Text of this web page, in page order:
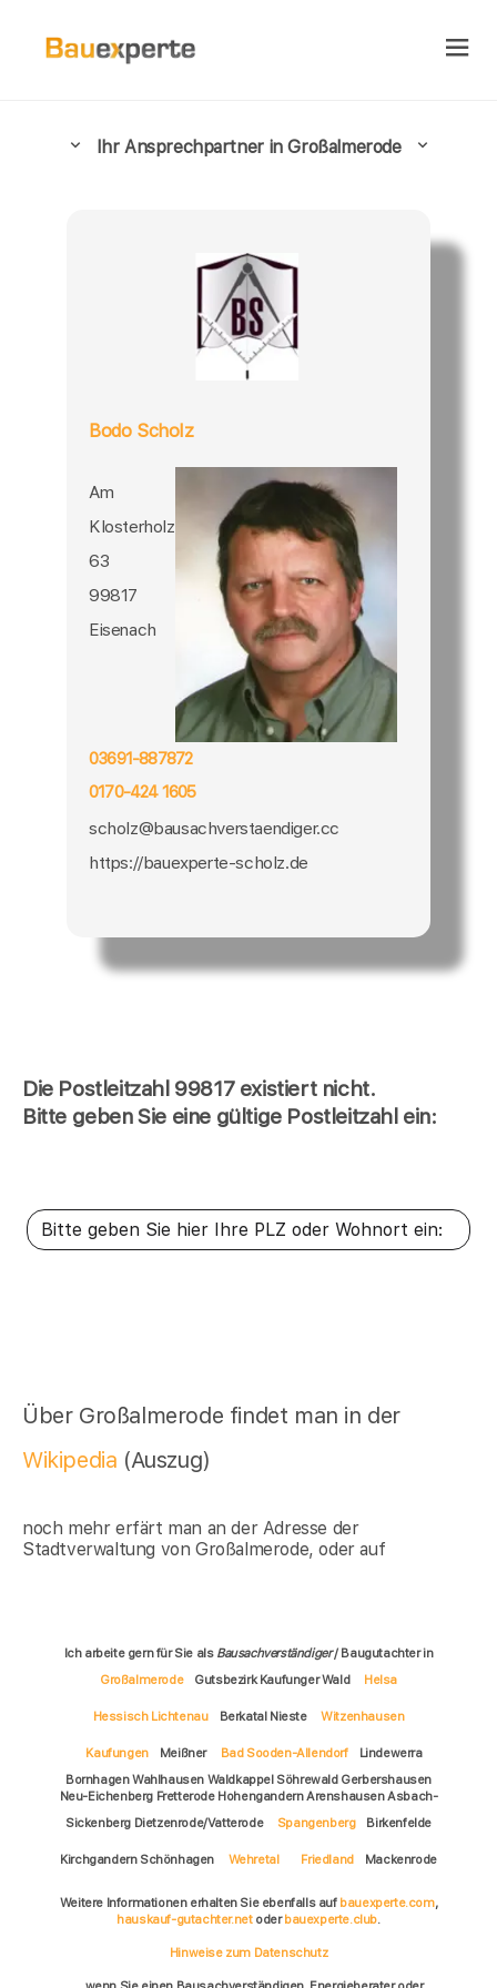
Die Postleitzahl 99817 existiert nicht.
Bitte geben Sie eine gültige Postleitzahl ein:
Über Großalmerode findet man in der
Wikipedia (Auszug)
noch mehr erfärt man an der Adresse der
Stadtverwaltung von Großalmerode, oder auf
Ihr Ansprechpartner in Großalmerode
Bodo Scholz
Am
Klosterholz
63
99817
Eisenach
03691-887872
0170-424 1605
scholz@bausachverstaendiger.cc
https://bauexperte-scholz.de
Ich arbeite gern für Sie als Bausachverständiger/ Baugutachter in
Großalmerode
Gutsbezirk Kaufunger Wald Helsa
Hessisch Lichtenau Berkatal Nieste Witzenhausen
Kaufungen Meißner Bad Sooden-Allendorf
Lindewerra
Bornhagen Wahlhausen Waldkappel Söhrewald Gerbershausen
Neu-Eichenberg Fretterode Hohengandern Arenshausen Asbach-
Sickenberg Dietzenrode/Vatterode
Spangenberg Birkenfelde
Kirchgandern Schönhagen Wehretal Friedland Mackenrode
Weitere Informationen erhalten Sie ebenfalls auf bauexperte.com,
hauskauf-gutachter.netoderbauexperte.club.
Hinweise zum Datenschutz